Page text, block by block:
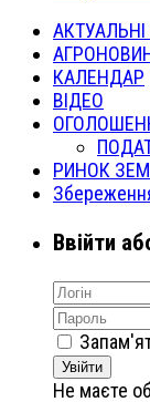
АКТУАЛЬНІ
КАЛЕНДАР
ВІДЕО
РИНОК
Ввійти
Увійти
Не маєте